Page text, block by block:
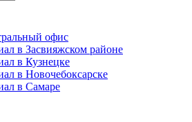
офис
в Засвияжском районе
в Кузнецке
в Новочебоксарске
в Самаре